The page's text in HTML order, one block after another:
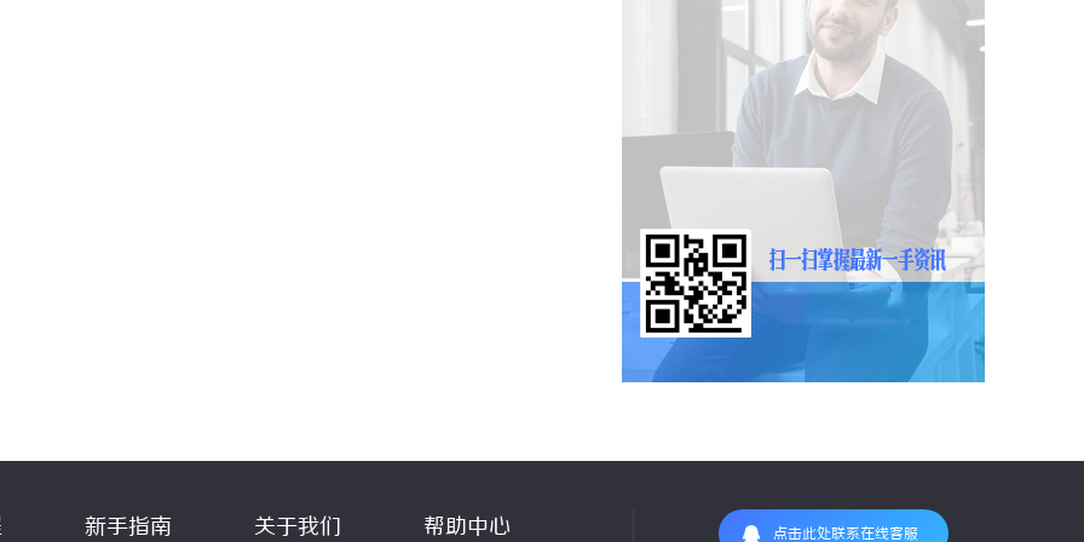
新手指南 关于我们 帮助中心 点击此处联系在线客服